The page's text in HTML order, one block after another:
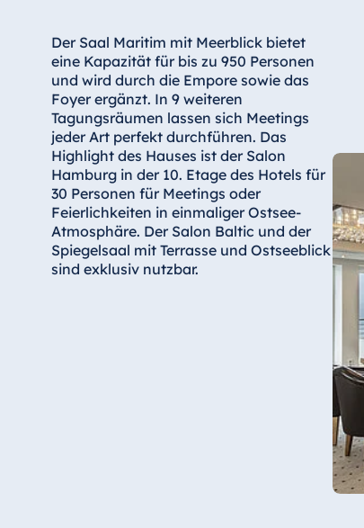
Hotel Paradise Blue Albena
Hotel Amelia
China
Hotel Taicang Garden
Hotel & Conference Center Taicang
Der Saal Maritim mit Meerblick bietet
eine Kapazität für bis zu 950 Personen
und wird durch die Empore sowie das
Foyer ergänzt. In 9 weiteren
Tagungsräumen lassen sich Meetings
jeder Art perfekt durchführen. Das
Highlight des Hauses ist der Salon
Hamburg in der 10. Etage des Hotels für
30 Personen für Meetings oder
Feierlichkeiten in einmaliger Ostsee-
Atmosphäre. Der Salon Baltic und der
Spiegelsaal mit Terrasse und Ostseeblick
sind exklusiv nutzbar.